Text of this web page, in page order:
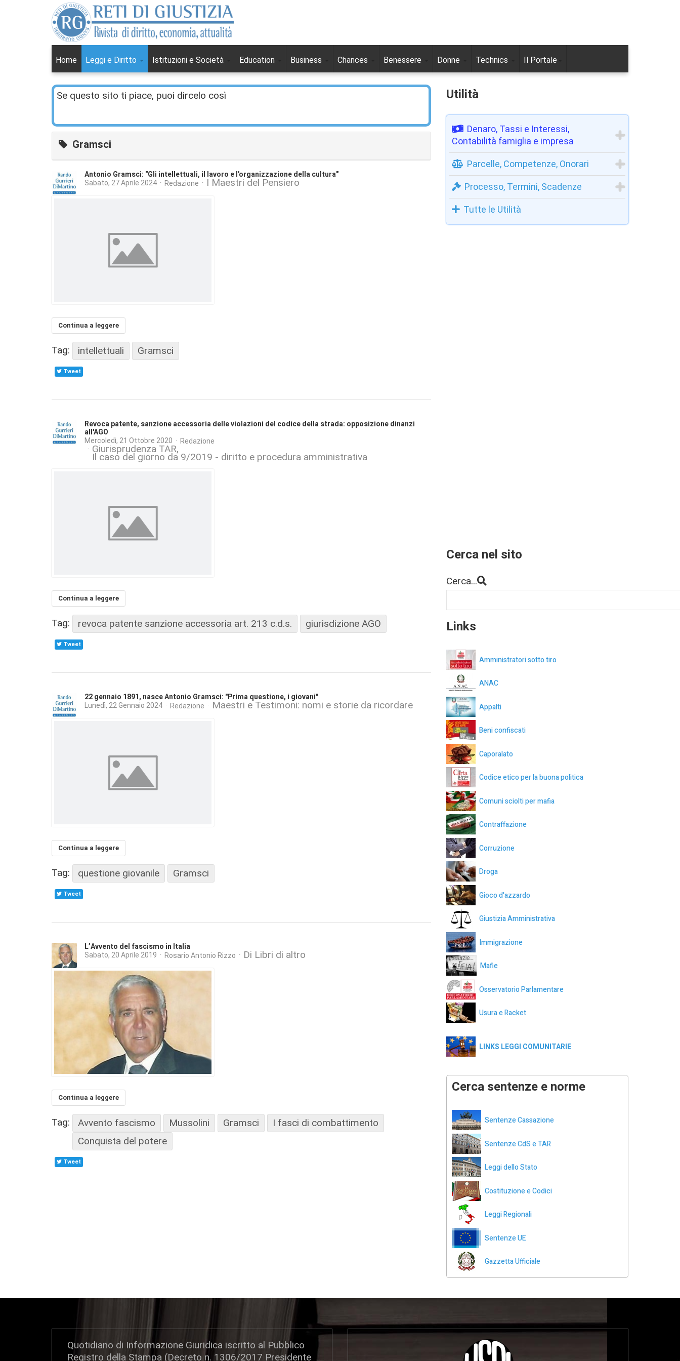
Home Leggi e Diritto Istituzioni e Società Education Business Chances Benessere Donne Technics Il Portale
Se questo sito ti piace, puoi dircelo così
Gramsci
Antonio Gramsci: "Gli intellettuali, il lavoro e l'organizzazione della cultura"
Sabato, 27 Aprile 2024 Redazione I Maestri del Pensiero
Continua a leggere
Tag: intellettuali Gramsci
Tweet
Revoca patente, sanzione accessoria delle violazioni del codice della strada: opposizione dinanzi
all'AGO
Mercoledì, 21 Ottobre 2020 Redazione
Giurisprudenza TAR
Il caso del giorno da 9/2019 - diritto e procedura amministrativa
Continua a leggere
Tag: revoca patente sanzione accessoria art. 213 c.d.s. giurisdizione AGO
Tweet
22 gennaio 1891, nasce Antonio Gramsci: "Prima questione, i giovani"
Lunedì, 22 Gennaio 2024 Redazione Maestri e Testimoni: nomi e storie da ricordare
Continua a leggere
Tag: questione giovanile Gramsci
Tweet
L’Avvento del fascismo in Italia
Sabato, 20 Aprile 2019 Rosario Antonio Rizzo Di Libri di altro
Continua a leggere
Tag: Avvento fascismo Mussolini Gramsci
I fasci di combattimento
Conquista del potere
Tweet
Utilità
Denaro, Tassi e Interessi,
Contabilità famiglia e impresa
Parcelle, Competenze, Onorari
Processo, Termini, Scadenze
Tutte le Utilità
Cerca nel sito
Cerca...
Links
Amministratori sotto tiro
ANAC
Appalti
Beni confiscati
Caporalato
Codice etico per la buona politica
Comuni sciolti per mafia
Contraffazione
Corruzione
Droga
Gioco d'azzardo
Giustizia Amministrativa
Immigrazione
Mafie
Osservatorio Parlamentare
Usura e Racket
LINKS LEGGI COMUNITARIE
Cerca sentenze e norme
Sentenze Cassazione
Sentenze CdS e TAR
Leggi dello Stato
Costituzione e Codici
Leggi Regionali
Sentenze UE
Gazzetta Ufficiale
Quotidiano di Informazione Giuridica iscritto al Pubblico
Registro della Stampa (Decreto n. 1306/2017 Presidente